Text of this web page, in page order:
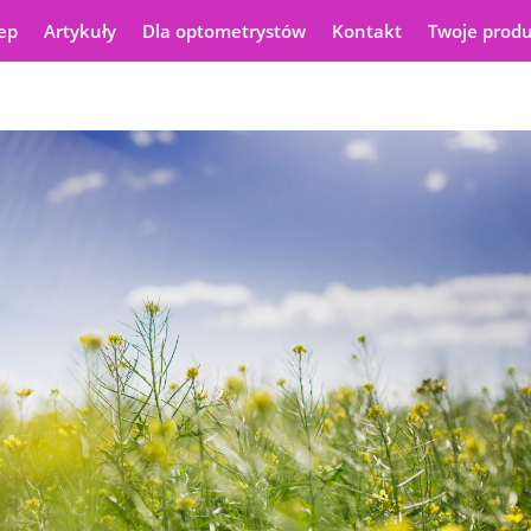
Artykuły Dla optometrystów Kontakt Twoje